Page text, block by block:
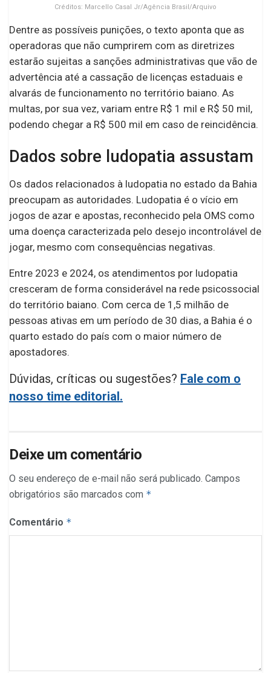
Créditos: Marcello Casal Jr/Agência Brasil/Arquivo
Dentre as possíveis punições, o texto aponta que as
operadoras que não cumprirem com as diretrizes
estarão sujeitas a sanções administrativas que vão de
advertência até a cassação de licenças estaduais e
alvarás de funcionamento no território baiano. As
multas, por sua vez, variam entre R$ 1 mil e R$ 50 mil,
podendo chegar a R$ 500 mil em caso de reincidência.
Dados sobre ludopatia assustam
Os dados relacionados à ludopatia no estado da Bahia
preocupam as autoridades. Ludopatia é o vício em
jogos de azar e apostas, reconhecido pela OMS como
uma doença caracterizada pelo desejo incontrolável de
jogar, mesmo com consequências negativas.
Entre 2023 e 2024, os atendimentos por ludopatia
cresceram de forma considerável na rede psicossocial
do território baiano. Com cerca de 1,5 milhão de
pessoas ativas em um período de 30 dias, a Bahia é o
quarto estado do país com o maior número de
apostadores.
Dúvidas, críticas ou sugestões? Fale com o
nosso time editorial.
Deixe um comentário
O seu endereço de e-mail não será publicado. Campos
obrigatórios são marcados com *
Comentário *